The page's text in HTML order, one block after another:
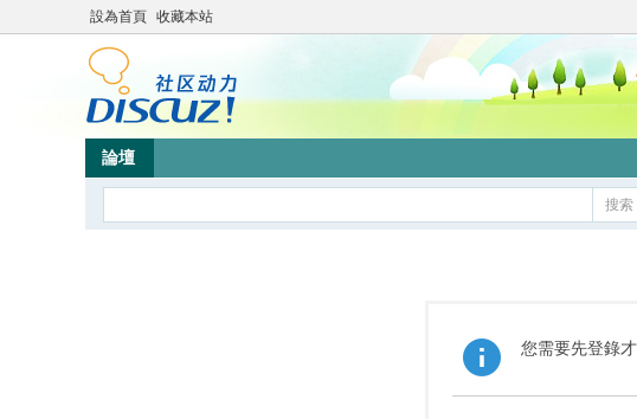
設為首頁 收藏本站
論壇
搜索
您需要先登錄